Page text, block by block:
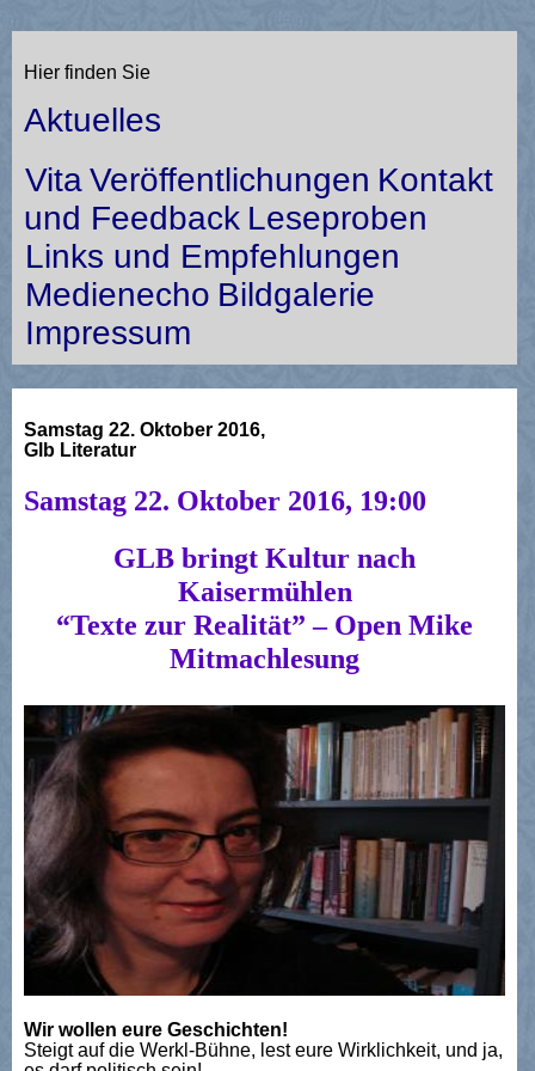
Hier finden Sie
Aktuelles
VitaVeröffentlichungen Kontakt
und Feedback Leseproben
Links und Empfehlungen
Medienecho Bildgalerie
Impressum
Samstag 22. Oktober 2016,
Glb Literatur
Samstag 22. Oktober 2016, 19:00
GLB bringt Kultur nach
Kaisermühlen
“Texte zur Realität” – Open Mike
Mitmachlesung
Wir wollen eure Geschichten!
Steigt auf die Werkl-Bühne, lest eure Wirklichkeit, und ja,